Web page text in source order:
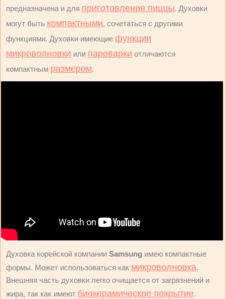
предназначена и для приготовления пиццы. Духовки
могут быть компактными, сочетаться с другими
функциями. Духовки имеющие функции
микроволновки или пароварки отличаются
компактным размером.
Духовка корейской компании Samsung имею компактные
формы. Может использоваться как микроволновка.
Внешняя часть духовки легко очищается от загрязнений и
жира, так как имеют биокерамическое покрытие.